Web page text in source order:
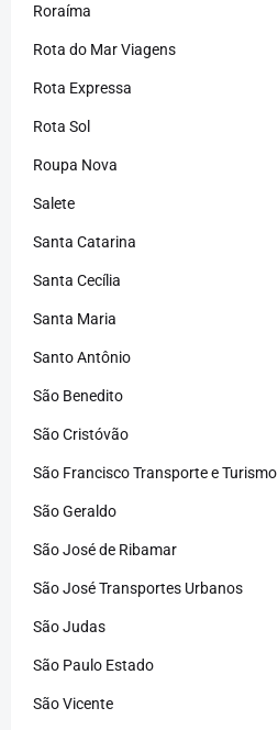
Roraíma
Rota do Mar Viagens
Rota Expressa
Rota Sol
Roupa Nova
Salete
Santa Catarina
Santa Cecília
Santa Maria
Santo Antônio
São Benedito
São Cristóvão
São Francisco Transporte e Turismo
São Geraldo
São José de Ribamar
São José Transportes Urbanos
São Judas
São Paulo Estado
São Vicente